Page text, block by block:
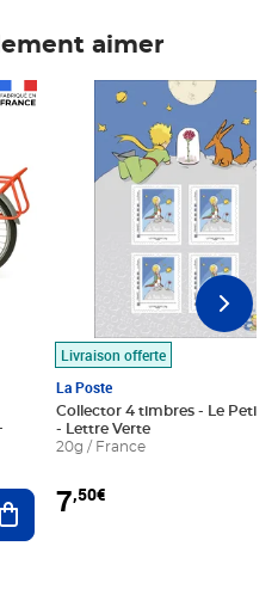
aimer
Ajouter au panier
Livraison offerte
La Poste
Collector 4 timbres - Le Petit
- Lettre Verte
20g / France
7,50€
Prix 7,50€